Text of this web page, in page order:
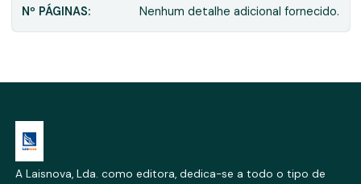
Nº PÁGINAS: Nenhum detalhe adicional fornecido.
A Laisnova, Lda. como editora, dedica-se a todo o tipo de